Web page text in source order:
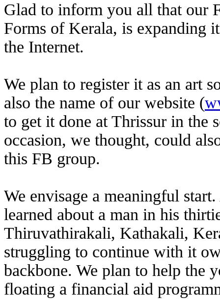
Glad to inform you all that our
Forms of Kerala, is expanding
the Internet.
We plan to register it as an art
also the name of our website (
to get it done at Thrissur in the
occasion, we thought, could
this FB group.
We envisage a meaningful
learned about a man in his
Thiruvathirakali, Kathakali,
struggling to continue with it
backbone. We plan to help the
floating a financial aid